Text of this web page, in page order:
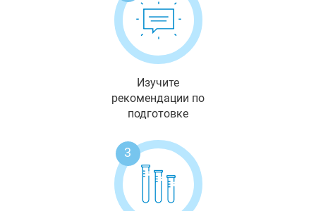
Изучите
рекомендации по
подготовке
3